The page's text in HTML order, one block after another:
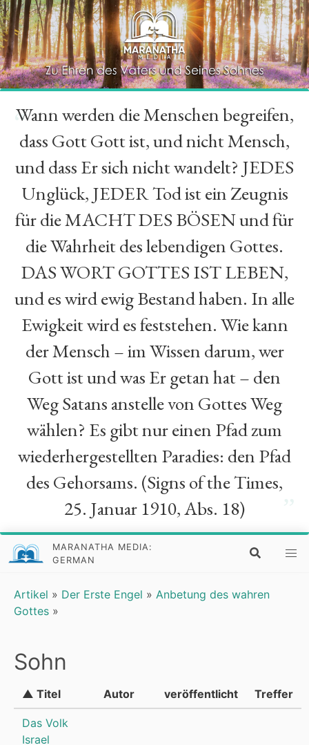
“
Wann werden die Menschen begreifen,
dass Gott Gott ist, und nicht Mensch,
und dass Er sich nicht wandelt? JEDES
Unglück, JEDER Tod ist ein Zeugnis
für die MACHT DES BÖSEN und für
die Wahrheit des lebendigen Gottes.
DAS WORT GOTTES IST LEBEN,
und es wird ewig Bestand haben. In alle
Ewigkeit wird es feststehen. Wie kann
der Mensch – im Wissen darum, wer
Gott ist und was Er getan hat – den
Weg Satans anstelle von Gottes Weg
wählen? Es gibt nur einen Pfad zum
wiederhergestellten Paradies: den Pfad
des Gehorsams. (Signs of the Times,
25. Januar 1910, Abs. 18)
MARANATHA MEDIA:
GERMAN
Artikel » Der Erste Engel » Anbetung des wahren
Gottes »
Sohn
▲ Titel Autor veröffentlicht Treffer
Das Volk
Israel